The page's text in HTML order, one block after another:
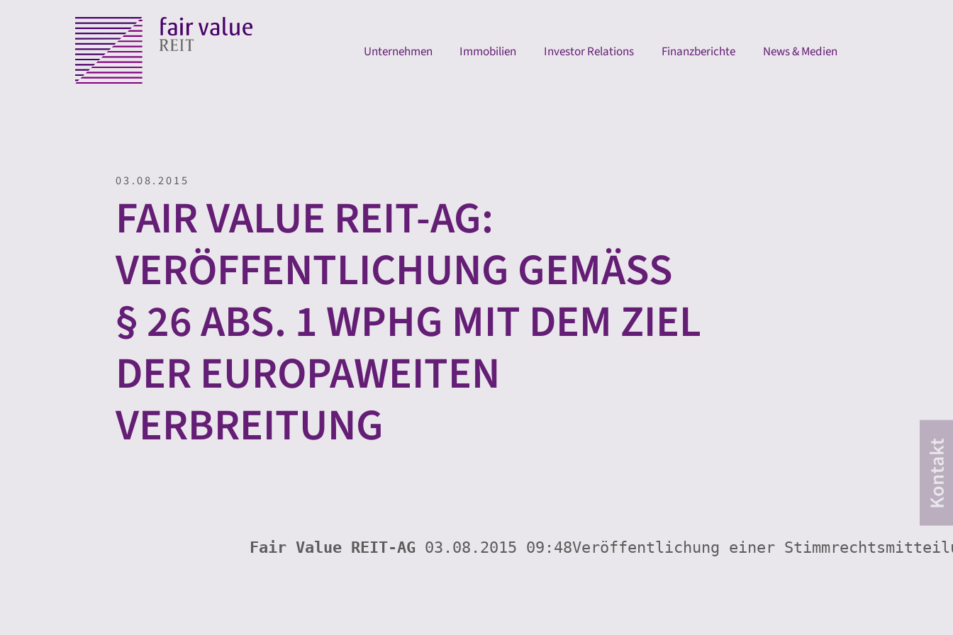
Unternehmen Immobilien Investor Relations Finanzberichte News & Medien
03.08.2015
FAIR VALUE REIT-AG:
VERÖFFENTLICHUNG GEMÄSS §
26 ABS. 1 WPHG MIT DEM ZIEL D
ER EUROPAWEITEN V
ERBREITUNG
Fair Value REIT-AG 03.08.2015 09:48Veröffentlichung einer